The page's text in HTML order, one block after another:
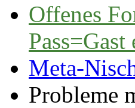
Offenes
Meta-
Probleme